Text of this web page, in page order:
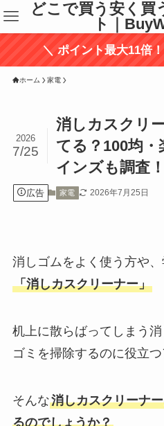
どこで買う安く買
ト｜
＼ ポイント最大11倍
ホーム 家電
消しカスクリ
てる？100均・
インズも調査！
2026
7/25
広告 家電 2026年7月25日
消しゴムをよく使う方や
「消しカスクリーナー」
机上に散らばってしまう
ゴミを掃除するのに役立つ
そんな消しカスクリーナ
るのでしょうか？